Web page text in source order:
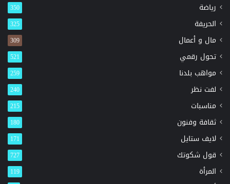
رياضة 350
الحريفة 325
مال و أعمال 309
تحول رقمي 521
مواهب بلدنا 259
لفت نظر 240
مناسبات 215
ثقافة وفنون 180
لايف ستايل 171
قول شكوتك 727
المرأة 119